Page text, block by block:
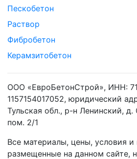
Пескобетон
Раствор
Фибробетон
Керамзитобетон
ООО «ЕвроБетонСтрой», ИНН:
1157154017052, юридический
Тульская обл., р-н Ленинский,
пом. 2/1
Все материалы, цены, условия
размещенные на данном сайте,